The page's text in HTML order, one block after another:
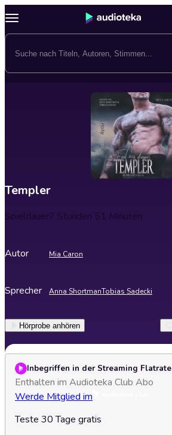
Templer
Spieldauer7 Stunden 51 Minuten
Autor Mia Caron
Sprecher Anna ShortmanTobias Sadecki
Hörprobe anhören
Inbegriffen in der Streaming Flatrate
Enthalten im Audioteka Club Abo
Werde Mitglied im
Teste 30 Tage gratis